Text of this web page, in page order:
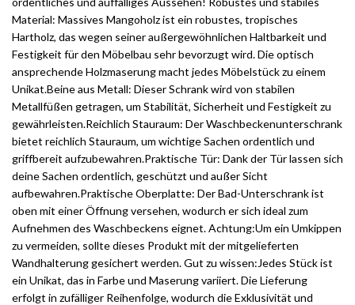
Material: Massives Mangoholz ist ein robustes, tropisches
Hartholz, das wegen seiner außergewöhnlichen Haltbarkeit und
Festigkeit für den Möbelbau sehr bevorzugt wird. Die optisch
ansprechende Holzmaserung macht jedes Möbelstück zu einem
Unikat.Beine aus Metall: Dieser Schrank wird von stabilen
Metallfüßen getragen, um Stabilität, Sicherheit und Festigkeit zu
gewährleisten.Reichlich Stauraum: Der Waschbeckenunterschrank
bietet reichlich Stauraum, um wichtige Sachen ordentlich und
griffbereit aufzubewahren.Praktische Tür: Dank der Tür lassen sich
deine Sachen ordentlich, geschützt und außer Sicht
aufbewahren.Praktische Oberplatte: Der Bad-Unterschrank ist
oben mit einer Öffnung versehen, wodurch er sich ideal zum
Aufnehmen des Waschbeckens eignet. Achtung:Um ein Umkippen
zu vermeiden, sollte dieses Produkt mit der mitgelieferten
Wandhalterung gesichert werden. Gut zu wissen:Jedes Stück ist
ein Unikat, das in Farbe und Maserung variiert. Die Lieferung
erfolgt in zufälliger Reihenfolge, wodurch die Exklusivität und